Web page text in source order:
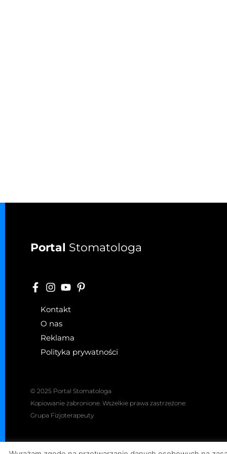
Portal Stomatologa
Kontakt
O nas
Reklama
Polityka prywatności
© 2025 Portal Stomatologa
Kopiowanie zabronione. Wszelkie prawa zastrzeżone.
Grupa Fizjoterapeuty